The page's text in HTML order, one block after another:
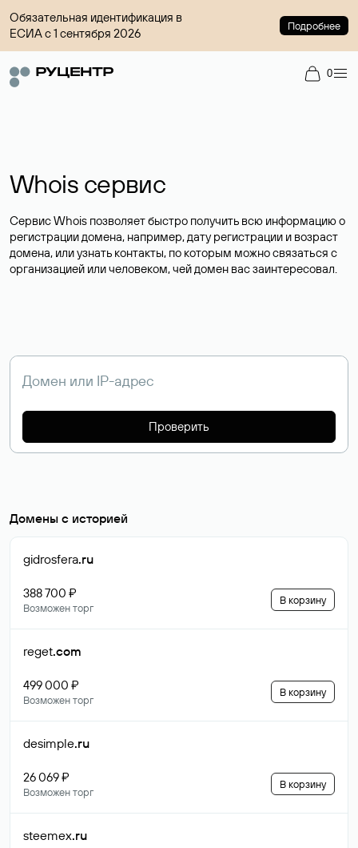
Обязательная идентификация в
ЕСИА с 1 сентября 2026
Подробнее
0
Whois сервис
Сервис Whois позволяет быстро получить всю информацию о
регистрации домена, например, дату регистрации и возраст
домена, или узнать контакты, по которым можно связаться с
организацией или человеком, чей домен вас заинтересовал.
Проверить
Домены с историей
gidrosfera.ru
388 700 ₽
Возможен торг
В корзину
reget.com
499 000 ₽
Возможен торг
В корзину
desimple.ru
26 069 ₽
Возможен торг
В корзину
steemex.ru